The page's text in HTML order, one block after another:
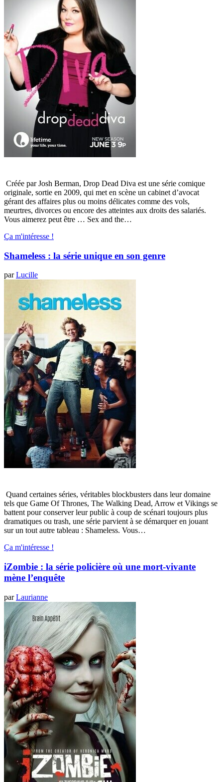
Créée par Josh Berman, Drop Dead Diva est une série comique
originale, sortie en 2009, qui met en scène un cabinet d’avocat
gérant des affaires plus ou moins délicates comme des vols,
meurtres, divorces ou encore des atteintes aux droits des salariés.
Vous aimerez peut être … Sex and the…
Ça m'intéresse !
Shameless : la série unique en son genre
parLucille
Quand certaines séries, véritables blockbusters dans leur domaine
tels que Game Of Thrones, The Walking Dead, Arrow et Vikings se
battent pour conserver leur public à coup de scénari toujours plus
dramatiques ou trash, une série parvient à se démarquer en jouant
sur un tout autre tableau : Shameless. Vous…
Ça m'intéresse !
iZombie : la série policière où une mort-vivante
mène l’enquête
parLaurianne